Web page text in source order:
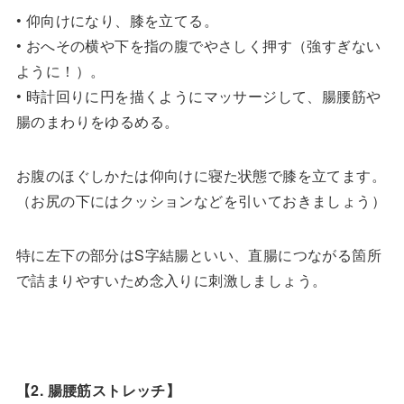
• 仰向けになり、膝を立てる。
• おへその横や下を指の腹でやさしく押す（強すぎない
ように！）。
• 時計回りに円を描くようにマッサージして、腸腰筋や
腸のまわりをゆるめる。
お腹のほぐしかたは仰向けに寝た状態で膝を立てます。
（お尻の下にはクッションなどを引いておきましょう）
特に左下の部分はS字結腸といい、直腸につながる箇所
で詰まりやすいため念入りに刺激しましょう。
【2. 腸腰筋ストレッチ】